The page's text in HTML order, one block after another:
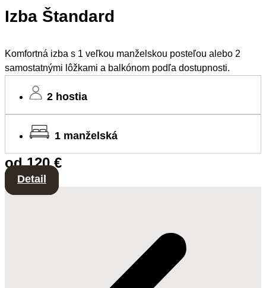
Izba Štandard
Komfortná izba s 1 veľkou manželskou posteľou alebo 2
samostatnými lôžkami a balkónom podľa dostupnosti.
2 hostia
1 manželská
od 120 €
Detail